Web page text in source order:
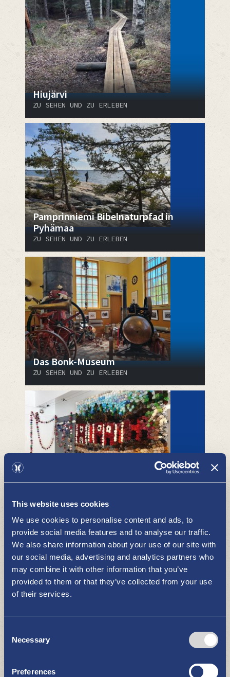
This website uses cookies
We use cookies to personalise content and ads, to
provide social media features and to analyse our traffic.
We also share information about your use of our site with
our social media, advertising and analytics partners who
may combine it with other information that you’ve
provided to them or that they’ve collected from your use
of their services.
Selection
Necessary
Preferences
Hiujärvi
ZU SEHEN UND ZU ERLEBEN
Pamprinniemi Bibelnaturpfad in
Pyhämaa
ZU SEHEN UND ZU ERLEBEN
Das Bonk-Museum
ZU SEHEN UND ZU ERLEBEN
Tupsula – Ausstellung der tausend
ZU SEHEN UND ZU ERLEBEN
Fremdenführerservice und
ZU SEHEN UND ZU ERLEBEN